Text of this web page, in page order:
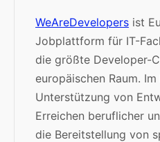
WeAreDevelopers ist
Jobplattform für IT-
die größte Developer-
europäischen Raum.
Unterstützung von
Erreichen beruflicher
die Bereitstellung von